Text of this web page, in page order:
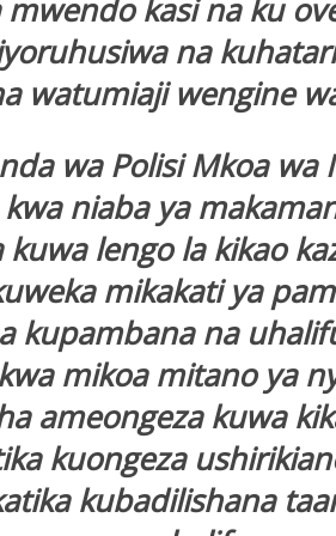
kasi na ku
na
watumiaji wengine
wa Polisi Mkoa wa
niaba ya
kuwa lengo la kikao
mikakati ya
kupambana na
mikoa mitano ya
ameongeza kuwa
kuongeza
kubadilishana